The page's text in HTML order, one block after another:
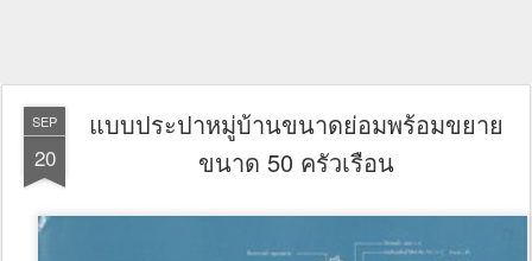
SEP
20
แบบประปาหมู่บ้านขนาดย่อมพร้อมขยาย
ขนาด 50 ครัวเรือน